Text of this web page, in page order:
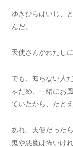
ゆきひらはいじ、
んだ。
天使さんがわたし
でも、知らない人
ゃだめ、一緒にお
ていたから、たと
あれ、天使だった
鬼や悪魔は怖いけ